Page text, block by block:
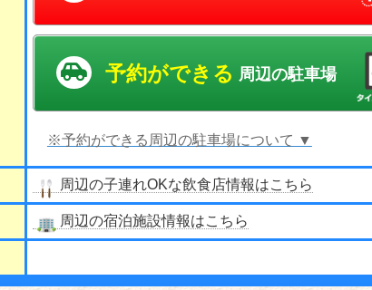
予約ができる 周辺の駐車場
※予約ができる周辺の駐車場について ▼
周辺の子連れOKな飲食店情報はこちら
周辺の宿泊施設情報はこちら